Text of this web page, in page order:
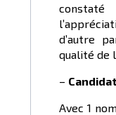
d’autre
qualité de
–
Avec 1